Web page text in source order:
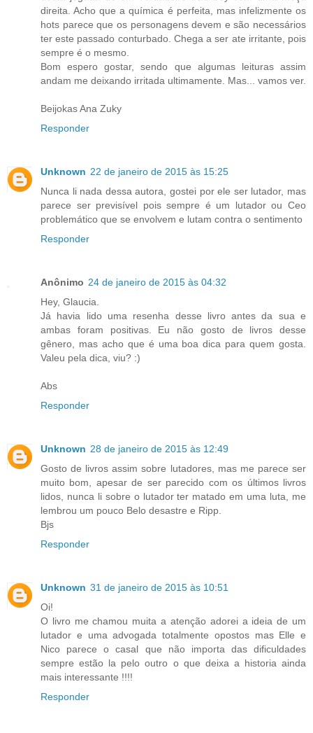
direita. Acho que a química é perfeita, mas infelizmente os
hots parece que os personagens devem e são necessários
ter este passado conturbado. Chega a ser ate irritante, pois
sempre é o mesmo.
Bom espero gostar, sendo que algumas leituras assim
andam me deixando irritada ultimamente. Mas... vamos ver.
Beijokas Ana Zuky
Responder
Unknown 22 de janeiro de 2015 às 15:25
Nunca li nada dessa autora, gostei por ele ser lutador, mas
parece ser previsível pois sempre é um lutador ou Ceo
problemático que se envolvem e lutam contra o sentimento
Responder
Anônimo 24 de janeiro de 2015 às 04:32
Hey, Glaucia.
Já havia lido uma resenha desse livro antes da sua e
ambas foram positivas. Eu não gosto de livros desse
gênero, mas acho que é uma boa dica para quem gosta.
Valeu pela dica, viu? :)
Abs
Responder
Unknown 28 de janeiro de 2015 às 12:49
Gosto de livros assim sobre lutadores, mas me parece ser
muito bom, apesar de ser parecido com os últimos livros
lidos, nunca li sobre o lutador ter matado em uma luta, me
lembrou um pouco Belo desastre e Ripp.
Bjs
Responder
Unknown 31 de janeiro de 2015 às 10:51
Oi!
O livro me chamou muita a atenção adorei a ideia de um
lutador e uma advogada totalmente opostos mas Elle e
Nico parece o casal que não importa das dificuldades
sempre estão la pelo outro o que deixa a historia ainda
mais interessante !!!!
Responder